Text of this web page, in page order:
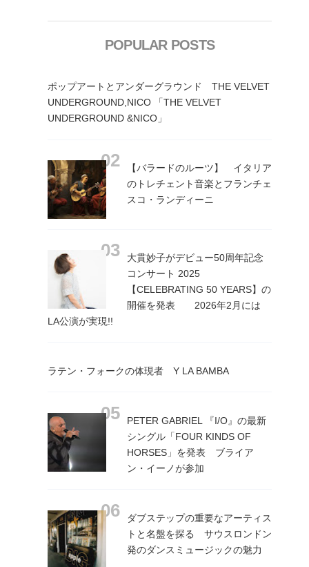
POPULAR POSTS
ポップアートとアンダーグラウンド THE VELVET
UNDERGROUND,NICO 「THE VELVET
UNDERGROUND &NICO」
【バラードのルーツ】 イタリア
のトレチェント音楽とフランチェ
スコ・ランディーニ
大貫妙子がデビュー50周年記念
コンサート 2025
【CELEBRATING 50 YEARS】の
開催を発表 2026年2月には
LA公演が実現!!
ラテン・フォークの体現者 Y LA BAMBA
PETER GABRIEL 『I/O』の最新
シングル「FOUR KINDS OF
HORSES」を発表 ブライア
ン・イーノが参加
ダブステップの重要なアーティス
トと名盤を探る サウスロンドン
発のダンスミュージックの魅力